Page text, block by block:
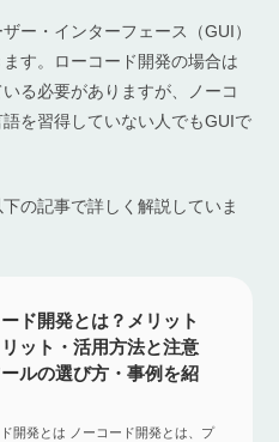
ー・インターフェース（GUI）
す。ローコード開発の場合は
る必要がありますが、ノーコ
を習得していない人でもGUIで
の記事で詳しく解説していま
ード開発とは？メリット
ット・活用方法と注意
ルの選び方・事例を紹
ド開発とは ノーコード開発とは、プ